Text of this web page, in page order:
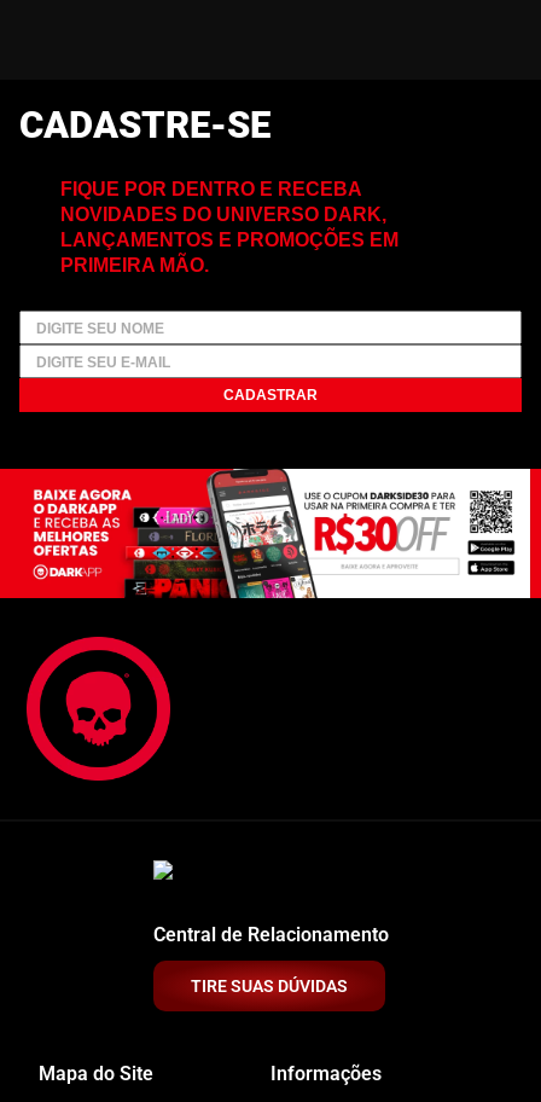
CADASTRE-SE
FIQUE POR DENTRO E RECEBA
NOVIDADES DO UNIVERSO DARK,
LANÇAMENTOS E PROMOÇÕES EM
PRIMEIRA MÃO.
CADASTRAR
Central de Relacionamento
TIRE SUAS DÚVIDAS
Mapa do Site Informações